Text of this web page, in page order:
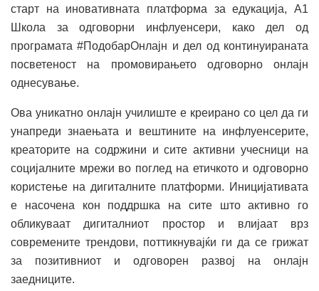
старт на иновативната платформа за едукација, А1
Школа за одговорни инфлуенсери, како дел од
програмата #ПодобарОнлајн и дел од континуираната
посветеност на промовирањето одговорно онлајн
однесување.
Ова уникатно онлајн училиште е креирано со цел да ги
унапреди знаењата и вештините на инфлуенсерите,
креаторите на содржини и сите активни учесници на
социјалните мрежи во поглед на етичкото и одговорно
користење на дигиталните платформи. Иницијативата
е насочена кон поддршка на сите што активно го
обликуваат дигиталниот простор и влијаат врз
современите трендови, поттикнувајќи ги да се грижат
за позитивниот и одговорен развој на онлајн
заедниците.